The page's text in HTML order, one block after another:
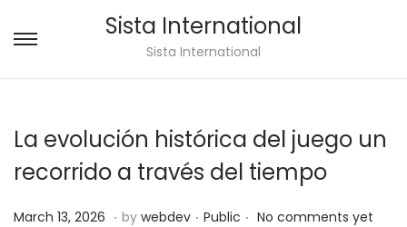
Sista International
Sista International
La evolución histórica del juego un
recorrido a través del tiempo
Posted on
March 13, 2026 M. by webdev . Posted in
Public . No comments yet